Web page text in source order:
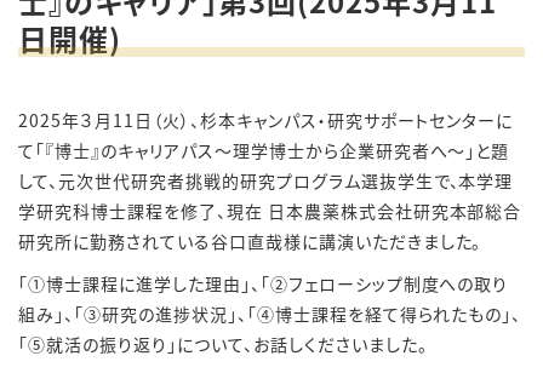
日開催)
2025年３月 11 日（火）、杉本キャンパス・研究サポートセンターに
て「『博士』のキャリアパス～理学博士から企業研究者へ～」と題
して、元次世代研究者挑戦的研究プログラム選抜学生で、本学理
学研究科博士課程を修了、現在 日本農薬株式会社研究本部総合
研究所に勤務されている谷口直哉様に講演いただきました。
「①博士課程に進学した理由」、「②フェローシップ制度への取り
組み 」、「③研究の進捗状況」、「④博士課程を経て得られたもの」、
「⑤就活の振り返り」について、お話しくださいました。